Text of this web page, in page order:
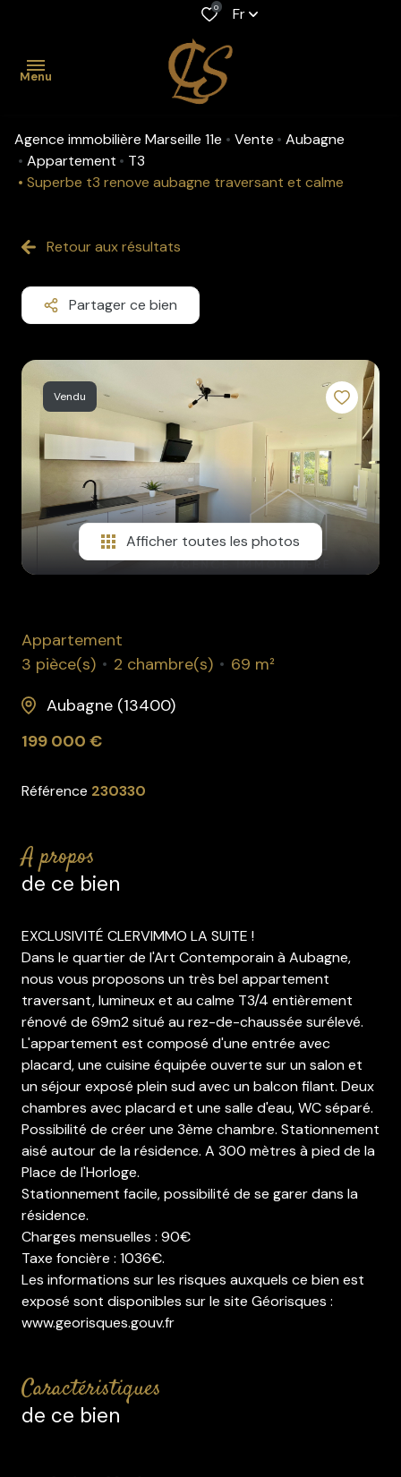
0 Fr
Menu
accueil
acheter
Appartement
Viager
Fonds de
professionnelle
Appartement
estimation
rénovation
l'agence
contact
Agence immobilière Marseille 11e Vente
Aubagne
Appartement
T3
Superbe t3 renove aubagne traversant et calme
Retour aux résultats
Partager ce bien
Vendu
Afficher toutes les photos
Appartement
3 pièce(s)
2 chambre(s)
69 m²
Aubagne (13400)
199 000 €
Référence 230330
a propos
de ce bien
EXCLUSIVITÉ CLERVIMMO LA SUITE !
Dans le quartier de l'Art Contemporain à Aubagne,
nous vous proposons un très bel appartement
traversant, lumineux et au calme T3/4 entièrement
rénové de 69m2 situé au rez-de-chaussée surélevé.
L'appartement est composé d'une entrée avec
placard, une cuisine équipée ouverte sur un salon et
un séjour exposé plein sud avec un balcon filant. Deux
chambres avec placard et une salle d'eau, WC séparé.
Possibilité de créer une 3ème chambre. Stationnement
aisé autour de la résidence. A 300 mètres à pied de la
Place de l'Horloge.
Stationnement facile, possibilité de se garer dans la
résidence.
Charges mensuelles : 90€
Taxe foncière : 1036€.
Les informations sur les risques auxquels ce bien est
exposé sont disponibles sur le site Géorisques :
www.georisques.gouv.fr
caractéristiques
de ce bien